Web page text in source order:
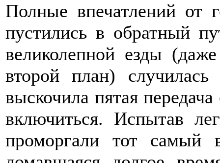
Полные впечатлений от
пустились в обратный
великолепной езды
второй план) случилась
выскочила пятая
включиться. Испытав
проморгали тот самый